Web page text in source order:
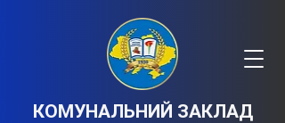
КОМУНАЛЬНИЙ ЗАКЛАД